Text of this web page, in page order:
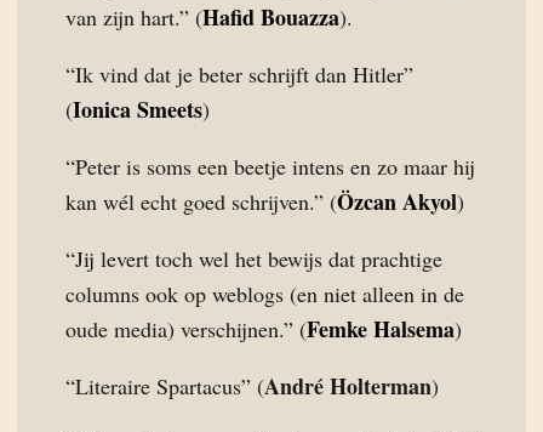
van zijn hart.” (Hafid Bouazza).
“Ik vind dat je beter schrijft dan Hitler”
(Ionica Smeets)
“Peter is soms een beetje intens en zo maar hij
kan wél echt goed schrijven.” (Özcan Akyol)
“Jij levert toch wel het bewijs dat prachtige
columns ook op weblogs (en niet alleen in de
oude media) verschijnen.” (Femke Halsema)
“Literaire Spartacus” (André Holterman)